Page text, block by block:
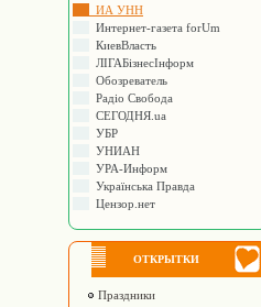
ИА УНН
Интернет-газета forUm
КиевВласть
ЛIГАБiзнесIнформ
Обозреватель
Радіо Свобода
СЕГОДНЯ.ua
УБР
УНИАН
УРА-Информ
Українська Правда
Цензор.нет
ОТКРЫТКИ
Праздники